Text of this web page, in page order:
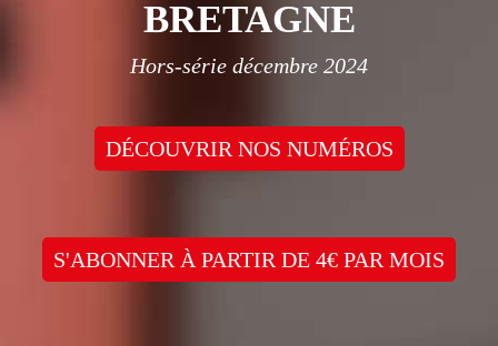
BRETAGNE
Hors-série décembre 2024
DÉCOUVRIR NOS NUMÉROS
S'ABONNER À PARTIR DE 4€ PAR MOIS